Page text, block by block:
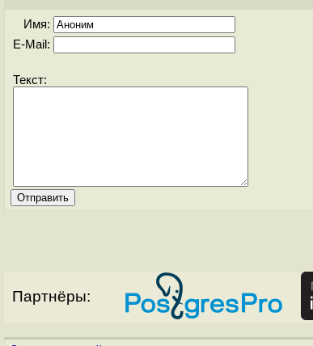
Имя:
E-Mail:
Текст:
Партнёры: